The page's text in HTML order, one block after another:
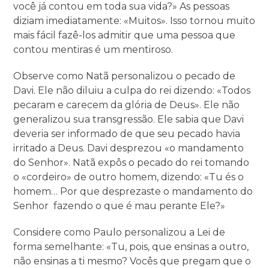
você já contou em toda sua vida?» As pessoas
diziam imediatamente: «Muitos». Isso tornou muito
mais fácil fazê-los admitir que uma pessoa que
contou mentiras é um mentiroso.
Observe como Natã personalizou o pecado de
Davi. Ele não diluiu a culpa do rei dizendo: «Todos
pecaram e carecem da glória de Deus». Ele não
generalizou sua transgressão. Ele sabia que Davi
deveria ser informado de que seu pecado havia
irritado a Deus. Davi desprezou «o mandamento
do Senhor». Natã expôs o pecado do rei tomando
o «cordeiro» de outro homem, dizendo: «Tu és o
homem… Por que desprezaste o mandamento do
Senhor fazendo o que é mau perante Ele?»
Considere como Paulo personalizou a Lei de
forma semelhante: «Tu, pois, que ensinas a outro,
não ensinas a ti mesmo? Vocês que pregam que o